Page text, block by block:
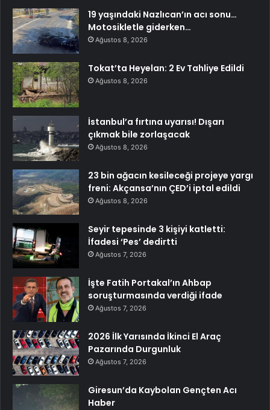
19 yaşındaki Nazlıcan’ın acı sonu…
Motosikletle giderken…
Ağustos 8, 2026
Tokat’ta Heyelan: 2 Ev Tahliye Edildi
Ağustos 8, 2026
İstanbul’a fırtına uyarısı! Dışarı
çıkmak bile zorlaşacak
Ağustos 8, 2026
23 bin ağacın kesileceği projeye yargı
freni: Akçansa’nın ÇED’i iptal edildi
Ağustos 8, 2026
Seyir tepesinde 3 kişiyi katletti:
İfadesi ‘Pes’ dedirtti
Ağustos 7, 2026
İşte Fatih Portakal’ın Ahbap
soruşturmasında verdiği ifade
Ağustos 7, 2026
2026 İlk Yarısında İkinci El Araç
Pazarında Durgunluk
Ağustos 7, 2026
Giresun’da Kaybolan Gençten Acı
Haber